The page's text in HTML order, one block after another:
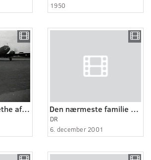
1950
Prinsesse Margrethe af Bourbon Parma vender hjem Den nærmeste familie 1:4
DR
6. december 2001